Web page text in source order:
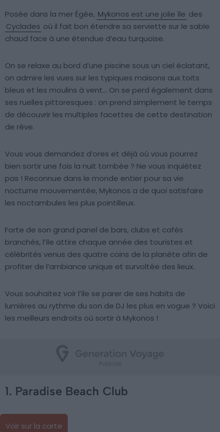
Posée dans la mer Égée, Mykonos est une jolie île des
Cyclades où il fait bon étendre sa serviette sur le sable
chaud face à une étendue d’eau turquoise.
On se relaxe au bord d’une piscine sous un ciel éclatant,
on admire les vues sur les typiques maisons aux toits
bleus et les moulins à vent… On se perd également dans
ses ruelles pittoresques : on prend simplement le temps
de découvrir les multiples facettes de cette destination
de rêve.
Vous vous demandez d’ores et déjà où vous pourrez
bien sortir une fois la nuit tombée ? Ne vous inquiétez
pas ! Reconnue dans le monde entier pour sa vie
nocturne mouvementée, Mykonos a de quoi satisfaire
les noctambules les plus pointilleux.
Forte de son grand panel de bars, clubs et cafés
branchés, l’île attire chaque année des touristes et
célébrités venus des quatre coins de la planète afin de
profiter de l’ambiance unique et survoltée des lieux.
Vous souhaitez voir l’île se parer de ses habits de
lumières au rythme du son de DJ les plus en vogue ? Voici
les meilleurs endroits où sortir à Mykonos !
1. Paradise Beach Club
Voir sur la carte